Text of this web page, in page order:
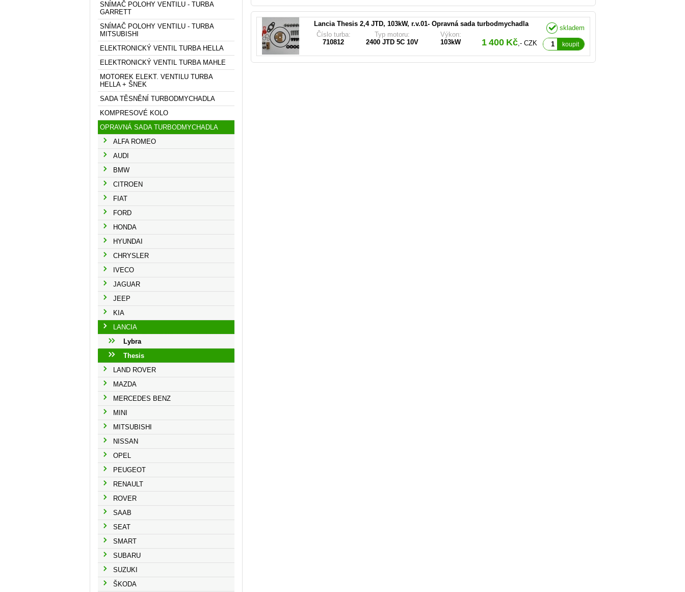
Lancia Thesis 2,4 JTD, 103kW, r.v.01- Opravná sada turbodmychadla
Číslo turba:
710812
Typ motoru:
2400 JTD 5C 10V
Výkon:
103kW
1 400 Kč,- CZK koupit
skladem
SNÍMAČ POLOHY VENTILU - TURBA
GARRETT
SNÍMAČ POLOHY VENTILU - TURBA
MITSUBISHI
ELEKTRONICKÝ VENTIL TURBA HELLA
ELEKTRONICKÝ VENTIL TURBA MAHLE
MOTOREK ELEKT. VENTILU TURBA
HELLA + ŠNEK
SADA TĚSNĚNÍ TURBODMYCHADLA
KOMPRESOVÉ KOLO
OPRAVNÁ SADA TURBODMYCHADLA
ALFA ROMEO
AUDI
BMW
CITROEN
FIAT
FORD
HONDA
HYUNDAI
CHRYSLER
IVECO
JAGUAR
JEEP
KIA
LANCIA
Lybra
Thesis
LAND ROVER
MAZDA
MERCEDES BENZ
MINI
MITSUBISHI
NISSAN
OPEL
PEUGEOT
RENAULT
ROVER
SAAB
SEAT
SMART
SUBARU
SUZUKI
ŠKODA